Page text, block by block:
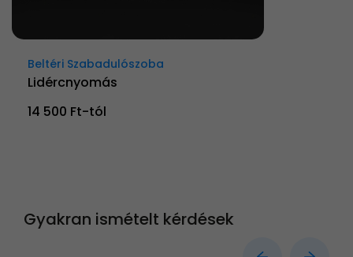
Beltéri Szabadulószoba
Lidércnyomás
14 500 Ft-tól
Gyakran ismételt kérdések